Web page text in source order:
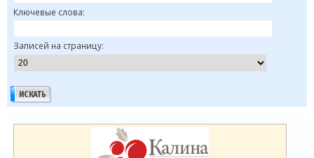
Ключевые слова:
Записей на страницу: